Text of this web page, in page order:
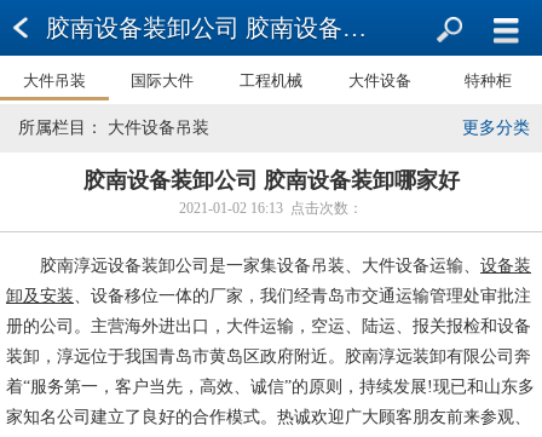
胶南设备装卸公司 胶南设备装卸哪家好
大件吊装 国际大件 工程机械 大件设备 特种柜
更多分类
所属栏目： 大件设备吊装
胶南设备装卸公司 胶南设备装卸哪家好
2021-01-02 16:13 点击次数：
胶南淳远设备装卸公司是一家集设备吊装、大件设备运输、 设备装
卸及安装、设备移位一体的厂家，我们经青岛市交通运输管理处审批注
册的公司。主营海外进出口，大件运输，空运、陆运、报关报检和设备
装卸，淳远位于我国青岛市黄岛区政府附近。胶南淳远装卸有限公司奔
着“服务第一，客户当先，高效、诚信”的原则，持续发展!现已和山东多
家知名公司建立了良好的合作模式。热诚欢迎广大顾客朋友前来参观、